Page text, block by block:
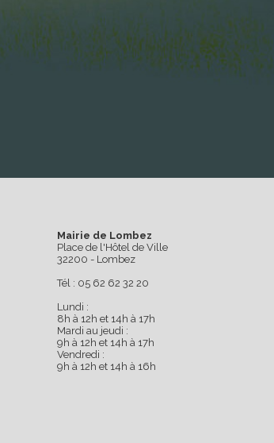
Mairie de Lombez
Place de l'Hôtel de Ville
32200 - Lombez
Tél : 05 62 62 32 20
Lundi :
8h à 12h et 14h à 17h
Mardi au jeudi :
9h à 12h et 14h à 17h
Vendredi :
9h à 12h et 14h à 16h